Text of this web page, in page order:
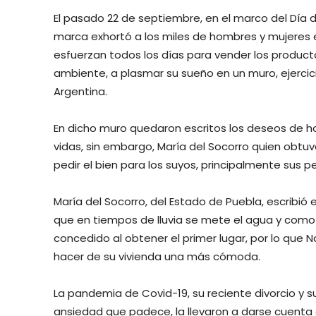
El pasado 22 de septiembre, en el marco del Día
marca exhortó a los miles de hombres y
esfuerzan todos los días para vender los
ambiente, a plasmar su sueño en un muro,
Argentina.
En dicho muro quedaron escritos los deseos de
vidas, sin embargo, María del Socorro quien
pedir el bien para los suyos, principalmente sus
María del Socorro, del Estado de Puebla,
que en tiempos de lluvia se mete el agua y
concedido al obtener el primer lugar, por lo que
hacer de su vivienda una más cómoda.
La pandemia de Covid-19, su reciente divorcio
ansiedad que padece, la llevaron a darse